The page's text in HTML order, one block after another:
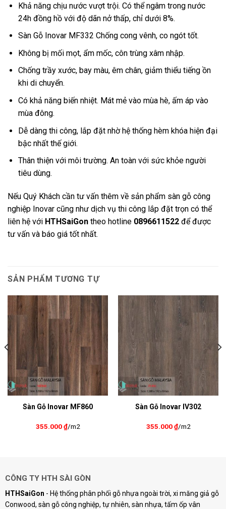
Khả năng chịu nước vượt trội. Có thể ngâm trong nước
24h đồng hồ với độ dãn nở thấp, chỉ dưới 8%.
Sàn Gỗ Inovar MF332 Chống cong vênh, co ngót tốt.
Không bị mối mọt, ẩm mốc, côn trùng xâm nhập.
Chống trầy xước, bay màu, êm chân, giảm thiểu tiếng ồn
khi di chuyển.
Có khả năng biến nhiệt. Mát mẻ vào mùa hè, ấm áp vào
mùa đông.
Dễ dàng thi công, lắp đặt nhờ hệ thống hèm khóa hiện đại
bậc nhất thế giới.
Thân thiện với môi trường. An toàn với sức khỏe người
tiêu dùng.
Nếu Quý Khách cần tư vấn thêm về sản phẩm sàn gỗ công
nghiệp Inovar cũng như dịch vụ thi công lắp đặt trọn có thể
liên hệ với HTHSaiGon theo hotline 0896611522 để được
tư vấn và báo giá tốt nhất.
SẢN PHẨM TƯƠNG TỰ
Sàn Gỗ Inovar MF860
355.000₫/m2
Sàn Gỗ Inovar IV302
355.000₫/m2
CÔNG TY HTH SÀI GÒN
HTHSaiGon - Hệ thống phân phối gỗ nhựa ngoài trời, xi măng giả gỗ
Conwood, sàn gỗ công nghiệp, tự nhiên, sàn nhựa, tấm ốp vân